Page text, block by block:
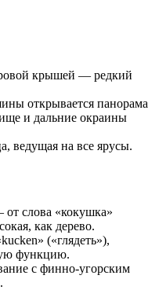
крышей — редкий
открывается панорама
и дальние окраины
ведущая на все ярусы.
слова «кокушка»
как дерево.
(«глядеть»),
функцию.
с финно‑угорским